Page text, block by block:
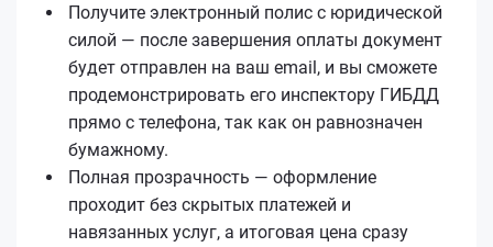
Получите электронный полис с юридической
силой — после завершения оплаты документ
будет отправлен на ваш email, и вы сможете
продемонстрировать его инспектору ГИБДД
прямо с телефона, так как он равнозначен
бумажному.
Полная прозрачность — оформление
проходит без скрытых платежей и
навязанных услуг, а итоговая цена сразу